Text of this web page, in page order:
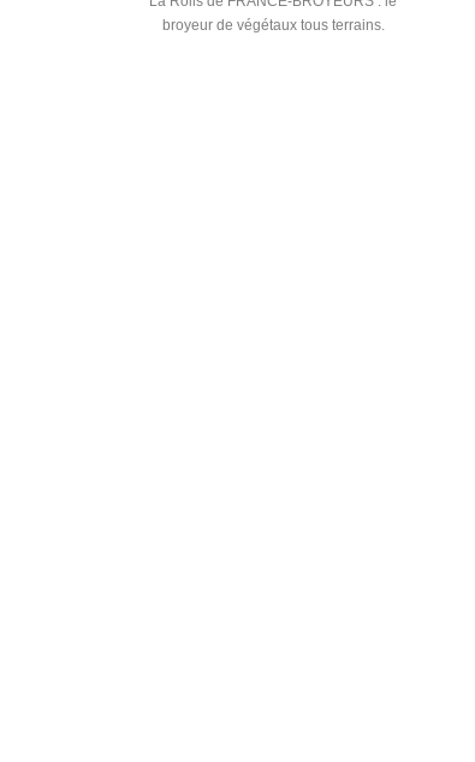
broyeur de végétaux tous terrains.